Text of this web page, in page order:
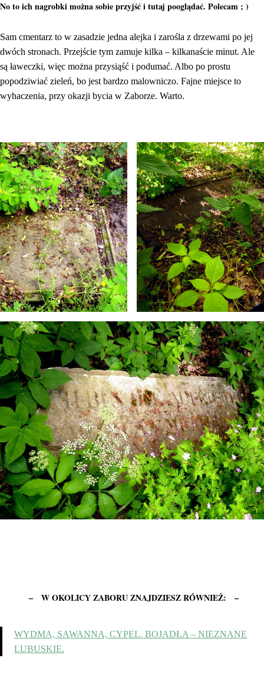
No to ich nagrobki można sobie przyjść i tutaj pooglądać. Polecam ; )
Sam cmentarz to w zasadzie jedna alejka i zarośla z drzewami po jej
dwóch stronach. Przejście tym zamuje kilka – kilkanaście minut. Ale
są ławeczki, więc można przysiąść i podumać. Albo po prostu
popodziwiać zieleń, bo jest bardzo malowniczo. Fajne miejsce to
wyhaczenia, przy okazji bycia w Zaborze. Warto.
– W OKOLICY ZABORU ZNAJDZIESZ RÓWNIEŻ: –
WYDMA, SAWANNA, CYPEL. BOJADŁA – NIEZNANE
LUBUSKIE.